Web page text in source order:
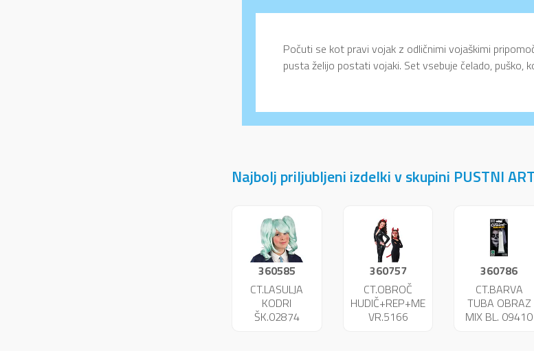
Počuti se kot pravi vojak z odličnimi vojaškimi
pusta želijo postati vojaki. Set vsebuje čelado, puško,
Najbolj priljubljeni izdelki v skupini PUSTNI
360585
CT.LASULJA
KODRI
ŠK.02874
360757
CT.OBROČ
HUDIČ+REP+METULJČEK
VR.5166
360786
CT.BARVA
TUBA OBRAZ
MIX BL. 09410